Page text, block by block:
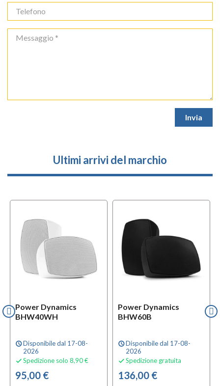
Ultimi arrivi del marchio
Power Dynamics
BHW40WH
scheduleDisponibile dal 17-08-
2026
 Spedizione solo 8,90 €
95,00 €
Power Dynamics
BHW60B
scheduleDisponibile dal 17-08-
2026
 Spedizione gratuita
136,00 €